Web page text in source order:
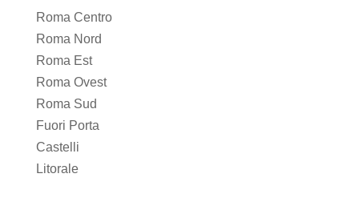
DI
CUCINA
Roma Centro
Roma Nord
Roma Est
Roma Ovest
Roma Sud
Fuori Porta
Castelli
Litorale